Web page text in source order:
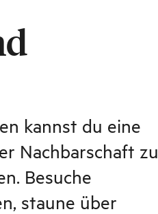
kannst du eine
Nachbarschaft zu
Besuche
staune über